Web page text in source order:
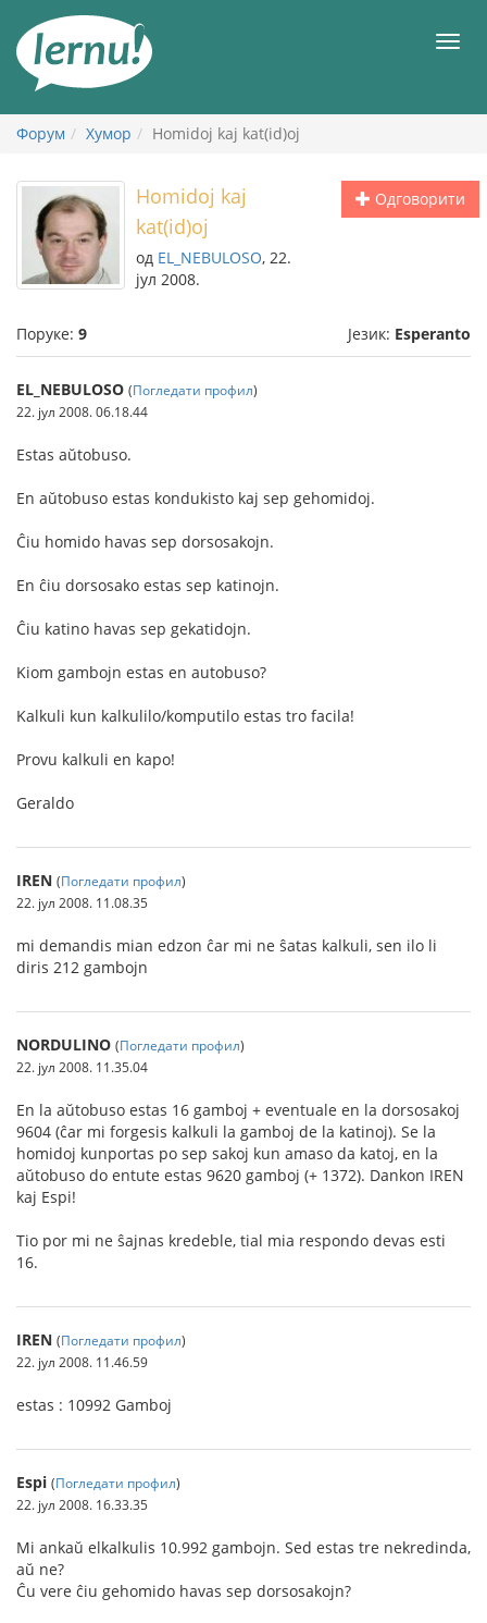
садржају
Форум Хумор Homidoj kaj kat(id)oj
Одговорити
Homidoj kaj
kat(id)oj
од EL_NEBULOSO, 22.
јул 2008.
Поруке: 9 Језик: Esperanto
EL_NEBULOSO (Погледати профил)
22. јул 2008. 06.18.44
Estas aŭtobuso.
En aŭtobuso estas kondukisto kaj sep gehomidoj.
Ĉiu homido havas sep dorsosakojn.
En ĉiu dorsosako estas sep katinojn.
Ĉiu katino havas sep gekatidojn.
Kiom gambojn estas en autobuso?
Kalkuli kun kalkulilo/komputilo estas tro facila!
Provu kalkuli en kapo!
Geraldo
IREN (Погледати профил)
22. јул 2008. 11.08.35
mi demandis mian edzon ĉar mi ne ŝatas kalkuli, sen ilo li
diris 212 gambojn
NORDULINO (Погледати профил)
22. јул 2008. 11.35.04
En la aŭtobuso estas 16 gamboj + eventuale en la dorsosakoj
9604 (ĉar mi forgesis kalkuli la gamboj de la katinoj). Se la
homidoj kunportas po sep sakoj kun amaso da katoj, en la
aŭtobuso do entute estas 9620 gamboj (+ 1372). Dankon IREN
kaj Espi!
Tio por mi ne ŝajnas kredeble, tial mia respondo devas esti
16.
IREN (Погледати профил)
22. јул 2008. 11.46.59
estas : 10992 Gamboj
Espi (Погледати профил)
22. јул 2008. 16.33.35
Mi ankaŭ elkalkulis 10.992 gambojn. Sed estas tre nekredinda,
aŭ ne?
Ĉu vere ĉiu gehomido havas sep dorsosakojn?